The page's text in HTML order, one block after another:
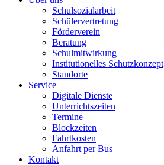
Schulsozialarbeit
Schülervertretung
Förderverein
Beratung
Schulmitwirkung
Institutionelles Schutzkonzept
Standorte
Service
Digitale Dienste
Unterrichtszeiten
Termine
Blockzeiten
Fahrtkosten
Anfahrt per Bus
Kontakt